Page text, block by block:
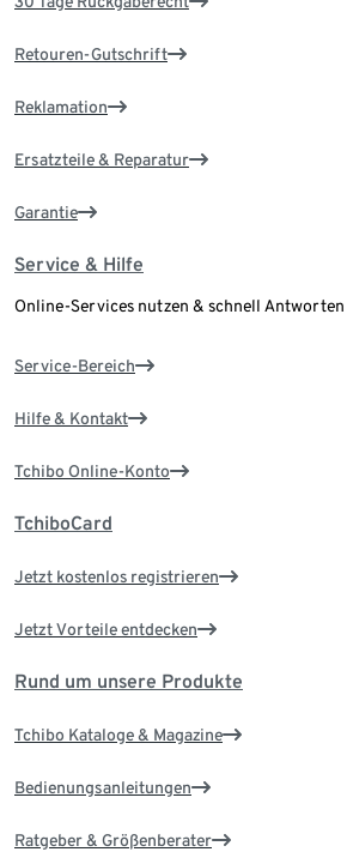
Retouren-Gutschrift
Reklamation
Ersatzteile & Reparatur
Garantie
Service & Hilfe
Online-Services nutzen & schnell
Service-Bereich
Hilfe & Kontakt
Tchibo Online-Konto
TchiboCard
Jetzt kostenlos registrieren
Jetzt Vorteile entdecken
Rund um unsere Produkte
Tchibo Kataloge & Magazine
Bedienungsanleitungen
Ratgeber & Größenberater